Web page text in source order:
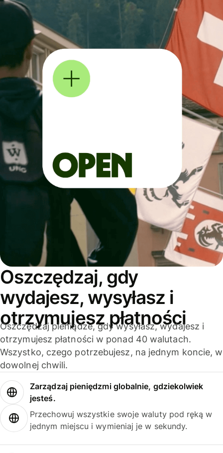
Oszczędzaj, gdy
wydajesz, wysyłasz i
otrzymujesz płatności
Oszczędzaj pieniądze, gdy wysyłasz, wydajesz i
otrzymujesz płatności w ponad 40 walutach.
Wszystko, czego potrzebujesz, na jednym koncie, w
dowolnej chwili.
Zarządzaj pieniędzmi globalnie, gdziekolwiek
jesteś.
Przechowuj wszystkie swoje waluty pod ręką w
jednym miejscu i wymieniaj je w sekundy.